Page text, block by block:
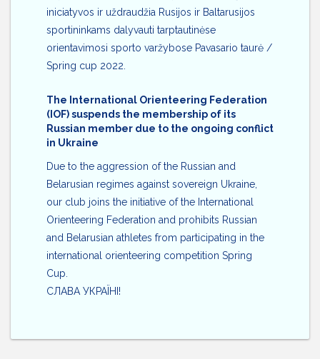
iniciatyvos ir uždraudžia Rusijos ir Baltarusijos
sportininkams dalyvauti tarptautinėse
orientavimosi sporto varžybose Pavasario taurė /
Spring cup 2022.
The International Orienteering Federation
(IOF) suspends the membership of its
Russian member due to the ongoing conflict
in Ukraine
Due to the aggression of the Russian and
Belarusian regimes against sovereign Ukraine,
our club joins the initiative of the International
Orienteering Federation and prohibits Russian
and Belarusian athletes from participating in the
international orienteering competition Spring
Cup.
СЛАВА УКРАЇНІ!